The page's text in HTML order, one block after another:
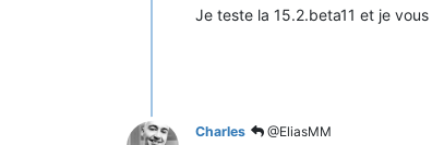
Je teste la 15.2.beta11 et je vous
Charles @EliasMM